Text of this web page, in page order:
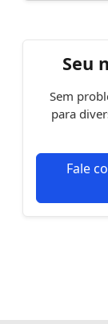
Seu
Sem
para
Fale